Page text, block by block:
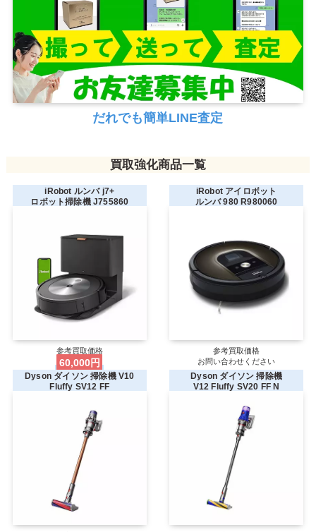
だれでも簡単LINE査定
買取強化商品一覧
iRobot ルンバ j7+
ロボット掃除機 J755860
参考買取価格
60,000円
iRobot アイロボット
ルンバ 980 R980060
参考買取価格
お問い合わせください
Dyson ダイソン 掃除機 V10
Fluffy SV12 FF
Dyson ダイソン 掃除機
V12 Fluffy SV20 FF N